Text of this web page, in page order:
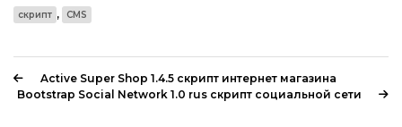
скрипт , CMS
Active Super Shop 1.4.5 скрипт интернет магазина
Bootstrap Social Network 1.0 rus скрипт социальной сети